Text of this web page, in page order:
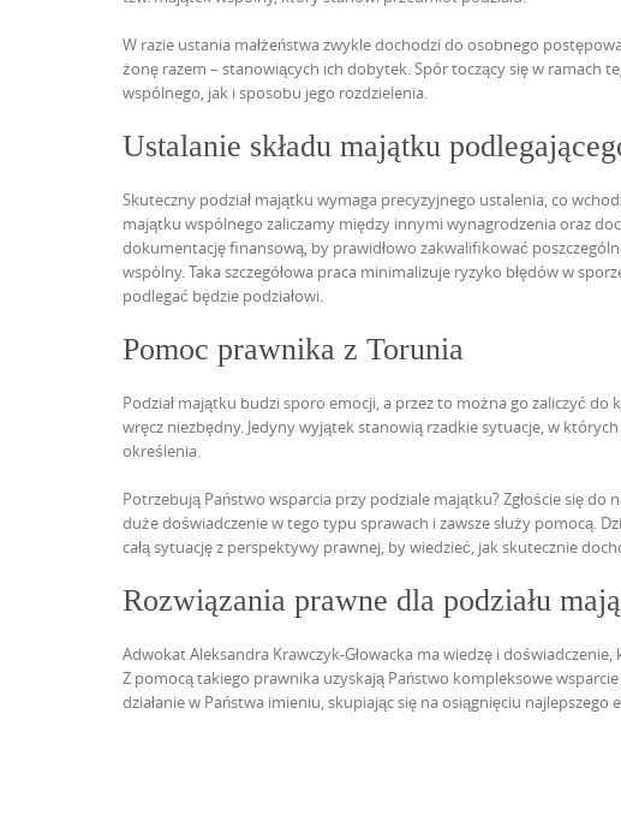
W razie ustania małżeństwa zwykle dochodzi do osobnego
żonę razem – stanowiących ich dobytek. Spór toczący się w ramach
wspólnego, jak i sposobu jego rozdzielenia.
Ustalanie składu majątku
Skuteczny podział majątku wymaga precyzyjnego ustalenia, co
majątku wspólnego zaliczamy między innymi wynagrodzenia oraz
dokumentację finansową, by prawidłowo zakwalifikować
wspólny. Taka szczegółowa praca minimalizuje ryzyko błędów w
podlegać będzie podziałowi.
Pomoc prawnika z Torunia
Podział majątku budzi sporo emocji, a przez to można go zaliczyć
wręcz niezbędny. Jedyny wyjątek stanowią rzadkie sytuacje, w
określenia.
Potrzebują Państwo wsparcia przy podziale majątku? Zgłoście się do
duże doświadczenie w tego typu sprawach i zawszesłuży pomocą.
całą sytuację z perspektywy prawnej, by wiedzieć, jak skutecznie
Rozwiązania prawne dla podziału
Adwokat Aleksandra Krawczyk-Głowacka ma wiedzę i doświadczenie,
Z pomocą takiego prawnika uzyskają Państwo kompleksowe
działanie w Państwa imieniu, skupiając się na osiągnięciu najlepszego